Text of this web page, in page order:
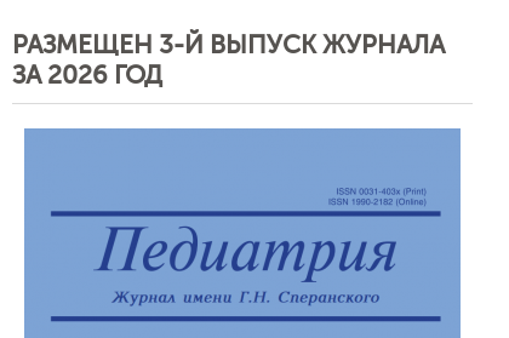
РАЗМЕЩЕН 3-Й ВЫПУСК ЖУРНАЛА
ЗА 2026 ГОД